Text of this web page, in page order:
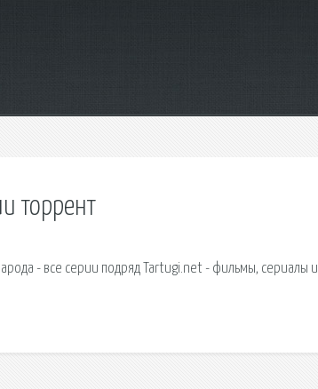
торрент
- все серии подряд Tartugi.net - фильмы, сериалы и